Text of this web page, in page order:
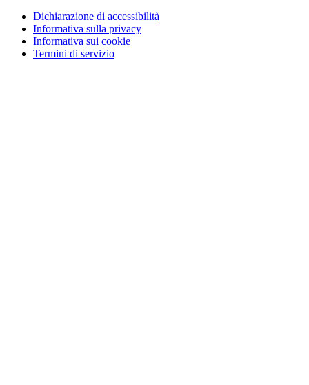
Dichiarazione di accessibilità
Informativa sulla privacy
Informativa sui cookie
Termini di servizio